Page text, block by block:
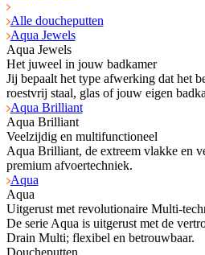
Alle doucheputten
Aqua Jewels
Aqua Jewels
Het juweel in jouw badkamer
Jij bepaalt het type afwerking dat het
roestvrij staal, glas of jouw eigen
Aqua Brilliant
Aqua Brilliant
Veelzijdig en multifunctioneel
Aqua Brilliant, de extreem vlakke en
premium afvoertechniek.
Aqua
Aqua
Uitgerust met revolutionaire Multi-
De serie Aqua is uitgerust met de
Drain Multi; flexibel en betrouwbaar.